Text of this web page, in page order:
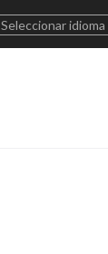
Seleccionar idioma